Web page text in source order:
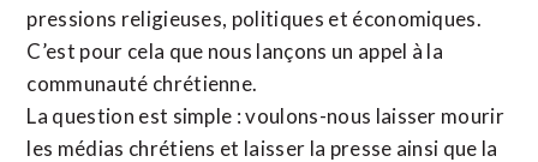
pressions religieuses, politiques et économiques.
C’est pour cela que nous lançons un appel à la
communauté chrétienne.
La question est simple : voulons-nous laisser mourir
les médias chrétiens et laisser la presse ainsi que la